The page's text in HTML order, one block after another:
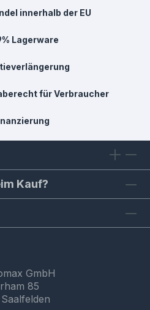
innerhalb der EU
Lagerware
für Verbraucher
Kauf?
GmbH
85